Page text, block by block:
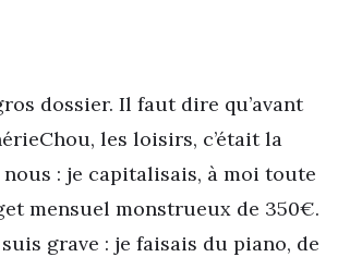
dossier. Il faut dire qu’avant
les loisirs, c’était la
: je capitalisais, à moi toute
mensuel monstrueux de 350€.
grave : je faisais du piano, de